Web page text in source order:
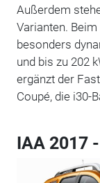
Außerdem
Varianten.
besonders
und bis zu 202
ergänzt der
Coupé, die i30-
IAA 2017